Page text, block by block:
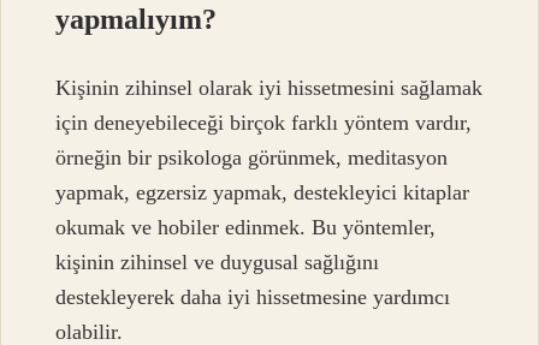
yapmalıyım?
Kişinin zihinsel olarak iyi hissetmesini sağlamak
için deneyebileceği birçok farklı yöntem vardır,
örneğin bir psikologa görünmek, meditasyon
yapmak, egzersiz yapmak, destekleyici kitaplar
okumak ve hobiler edinmek. Bu yöntemler,
kişinin zihinsel ve duygusal sağlığını
destekleyerek daha iyi hissetmesine yardımcı
olabilir.